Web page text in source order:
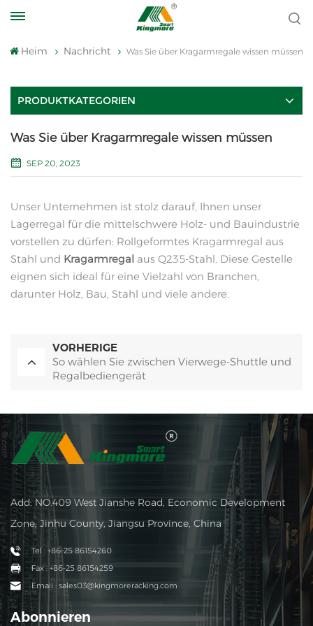
Heim Nachricht Was Sie über Kragarmregale wissen müssen
PRODUKTKATEGORIEN
Was Sie über Kragarmregale wissen müssen
SEP 20, 2023
Unser Unternehmen ist stolz darauf, Ihnen unser
Lagerregal für die mittelschwere Holz- und Bauindustrie
vorstellen zu dürfen: Rollgeformtes Kragarmregal aus
Stahl und Kragarmregal aus Q235-Stahl. Diese Gestelle
eignen sich ideal für eine Vielzahl von Branchen,
darunter Holz, Bau, Stahl und viele andere.
VORHERIGE
So wählen Sie zwischen Vierwege-Shuttle und
Regalbediengerät
Add: NO.409 West Jianshe Road, Economic Development
Zone, Jinhu County, Jiangsu Province, China
Tel : +86-25 86154260
Fax : +86-25 86154259
Email : sales03@kingmoreracking.com
Abonnieren